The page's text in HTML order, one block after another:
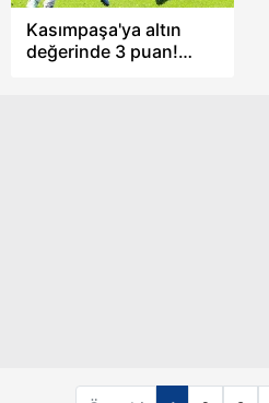
Kasımpaşa'ya altın
değerinde 3 puan!